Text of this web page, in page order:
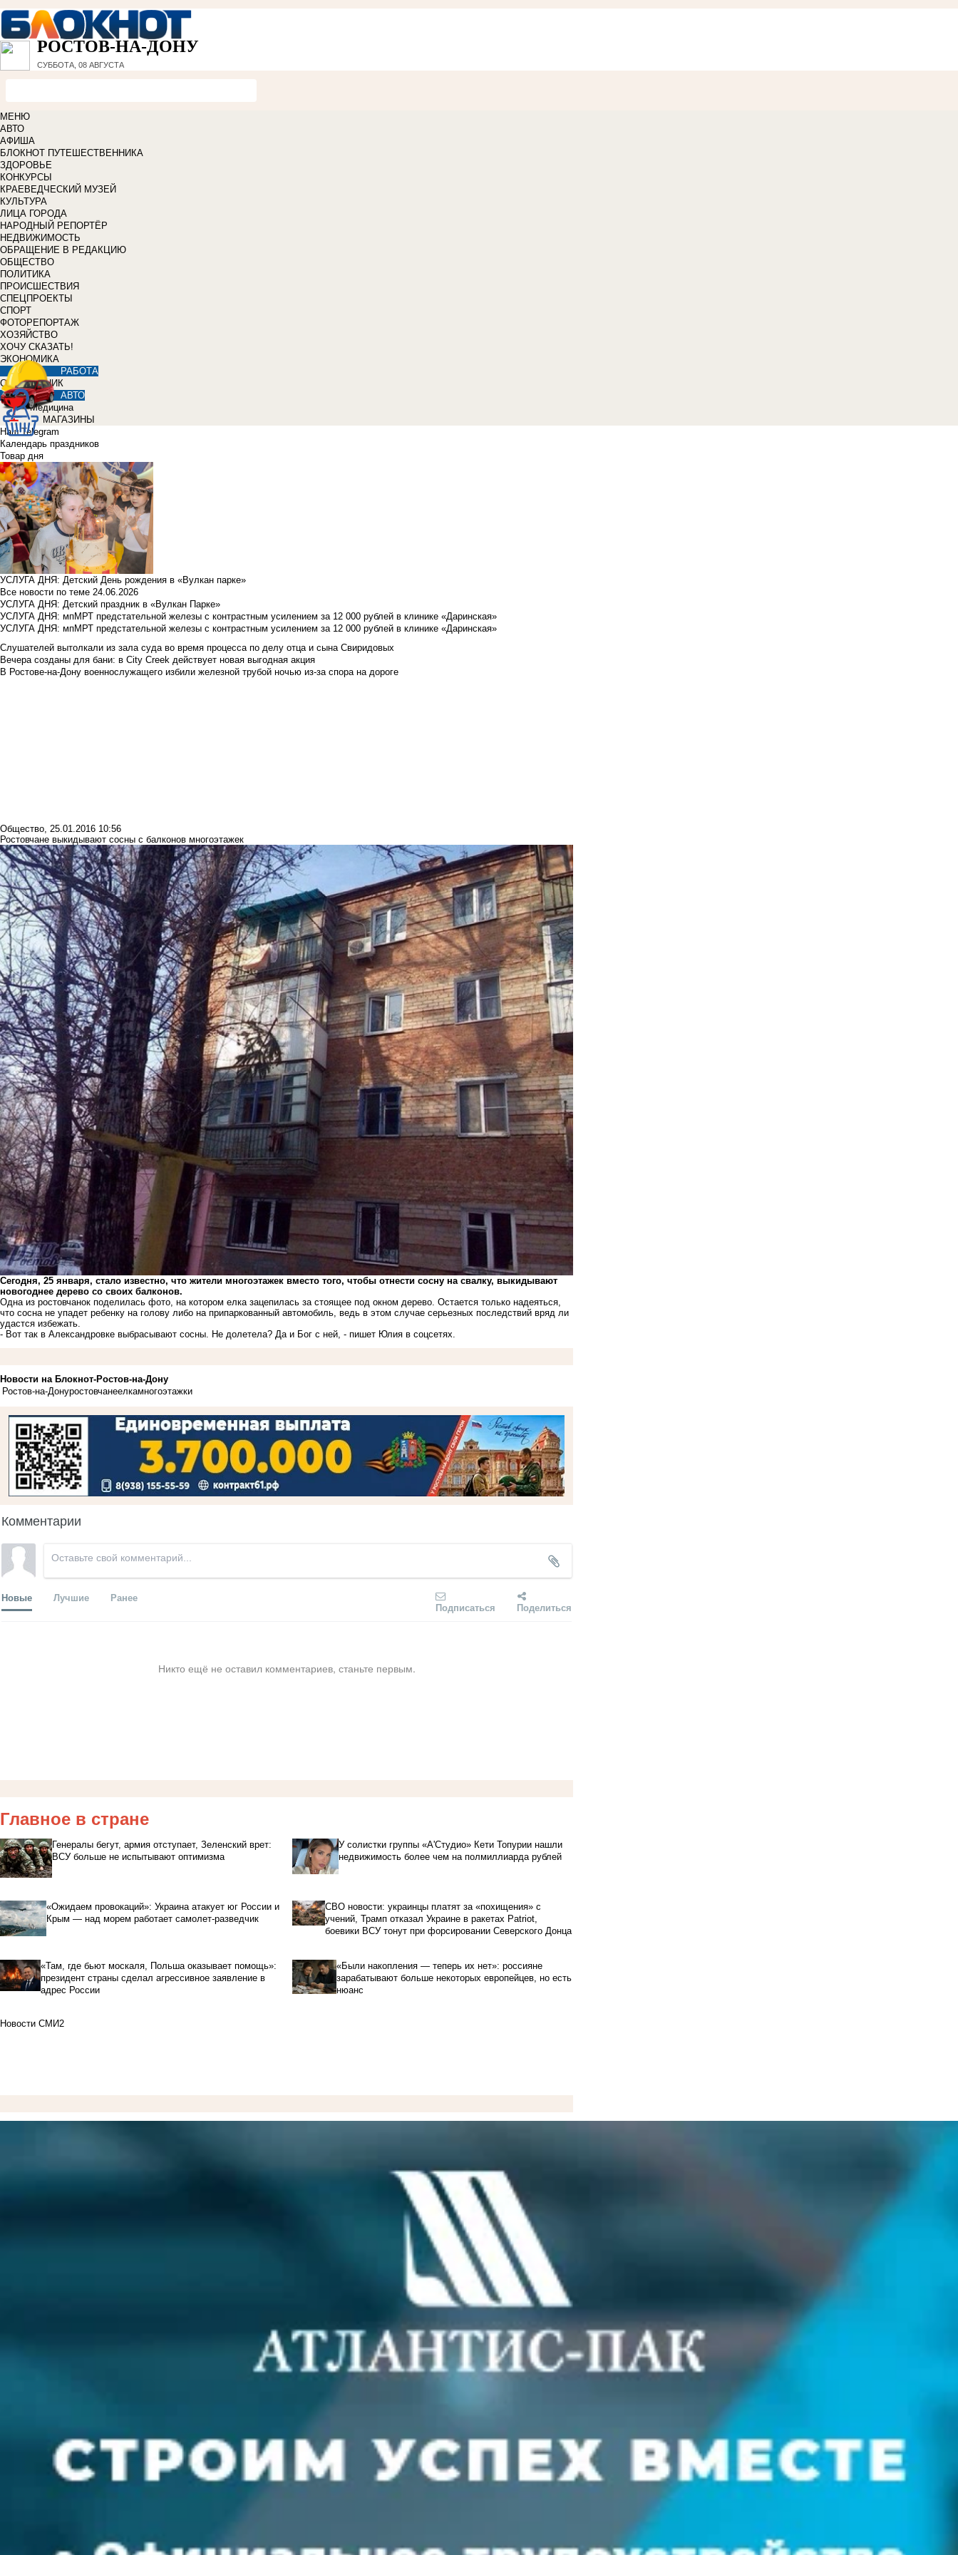
РОСТОВ-НА-ДОНУ
СУББОТА, 08 АВГУСТА
МЕНЮ
АВТО
АФИША
БЛОКНОТ ПУТЕШЕСТВЕННИКА
ЗДОРОВЬЕ
КОНКУРСЫ
КРАЕВЕДЧЕСКИЙ МУЗЕЙ
КУЛЬТУРА
ЛИЦА ГОРОДА
НАРОДНЫЙ РЕПОРТЁР
НЕДВИЖИМОСТЬ
ОБРАЩЕНИЕ В РЕДАКЦИЮ
ОБЩЕСТВО
ПОЛИТИКА
ПРОИСШЕСТВИЯ
СПЕЦПРОЕКТЫ
СПОРТ
ФОТОРЕПОРТАЖ
ХОЗЯЙСТВО
ХОЧУ СКАЗАТЬ!
ЭКОНОМИКА
РАБОТА
СПРАВОЧНИК
АВТО
Медицина
МАГАЗИНЫ
Наш Telegram
Календарь праздников
Товар дня
УСЛУГА ДНЯ: Детский День рождения в «Вулкан парке»
Все новости по теме 24.06.2026
УСЛУГА ДНЯ: Детский праздник в «Вулкан Парке»
УСЛУГА ДНЯ: мпМРТ предстательной железы с контрастным усилением за 12 000 рублей в клинике «Даринская»
УСЛУГА ДНЯ: мпМРТ предстательной железы с контрастным усилением за 12 000 рублей в клинике «Даринская»
Слушателей вытолкали из зала суда во время процесса по делу отца и сына Свиридовых
Вечера созданы для бани: в City Creek действует новая выгодная акция
В Ростове-на-Дону военнослужащего избили железной трубой ночью из-за спора на дороге
Общество, 25.01.2016 10:56
Ростовчане выкидывают сосны с балконов многоэтажек
Сегодня, 25 января, стало известно, что жители многоэтажек вместо того, чтобы отнести сосну на свалку, выкидывают
новогоднее дерево со своих балконов.
Одна из ростовчанок поделилась фото, на котором елка зацепилась за стоящее под окном дерево. Остается только надеяться,
что сосна не упадет ребенку на голову либо на припаркованный автомобиль, ведь в этом случае серьезных последствий вряд ли
удастся избежать.
- Вот так в Александровке выбрасывают сосны. Не долетела? Да и Бог с ней, - пишет Юлия в соцсетях.
Новости на Блoкнoт-Ростов-на-Дону
Ростов-на-Донуростовчанеелкамногоэтажки
Комментарии
Новые Лучшие Ранее
Подписаться Поделиться
Никто ещё не оставил комментариев, станьте первым.
Главное в стране
Генералы бегут, армия отступает, Зеленский врет:
ВСУ больше не испытывают оптимизма
У солистки группы «А'Студио» Кети Топурии нашли
недвижимость более чем на полмиллиарда рублей
«Ожидаем провокаций»: Украина атакует юг России и
Крым — над морем работает самолет-разведчик
СВО новости: украинцы платят за «похищения» с
учений, Трамп отказал Украине в ракетах Patriot,
боевики ВСУ тонут при форсировании Северского Донца
«Там, где бьют москаля, Польша оказывает помощь»:
президент страны сделал агрессивное заявление в
адрес России
«Были накопления — теперь их нет»: россияне
зарабатывают больше некоторых европейцев, но есть
нюанс
Новости СМИ2